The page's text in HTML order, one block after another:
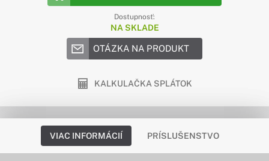
Dostupnosť:
NA SKLADE
OTÁZKA NA PRODUKT
KALKULAČKA SPLÁTOK
VIAC INFORMÁCIÍ PRÍSLUŠENSTVO